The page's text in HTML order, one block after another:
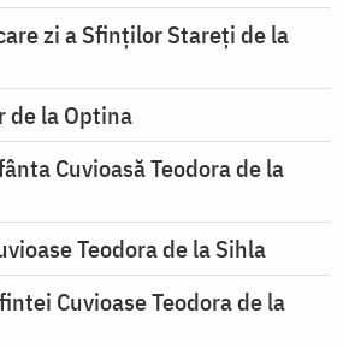
zi a Sfinților Stareți de la
la Optina
Cuvioasă Teodora de la
Teodora de la Sihla
Cuvioase Teodora de la